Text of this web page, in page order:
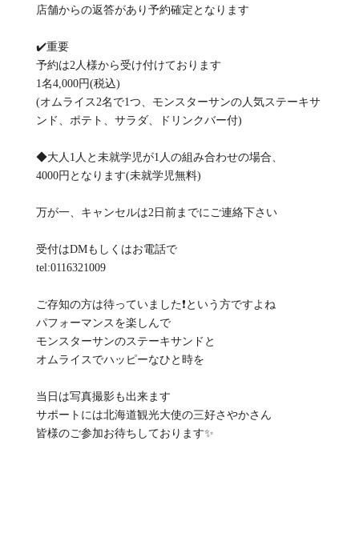
店舗からの返答があり予約確定となります
✔️重要
予約は2人様から受け付けております
1名4,000円(税込)
(オムライス2名で1つ、モンスターサンの人気ステーキサ
ンド、ポテト、サラダ、ドリンクバー付)
◆大人1人と未就学児が1人の組み合わせの場合、
4000円となります(未就学児無料)
万が一、キャンセルは2日前までにご連絡下さい
受付はDMもしくはお電話で
tel:0116321009
ご存知の方は待っていました❗️という方ですよね
パフォーマンスを楽しんで
モンスターサンのステーキサンドと
オムライスでハッピーなひと時を
当日は写真撮影も出来ます
サポートには北海道観光大使の三好さやかさん
皆様のご参加お待ちしております✨